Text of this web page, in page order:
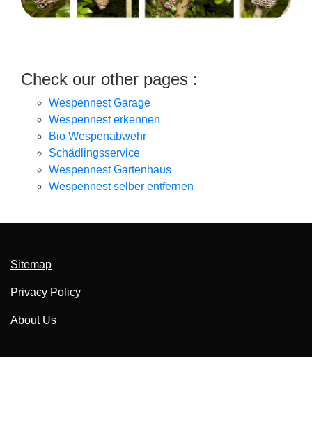
Check our other pages :
Wespennest Garage
Wespennest erkennen
Bio Wespenabwehr
Schädlingsservice
Wespennest Gartenhaus
Wespennest selber entfernen
Sitemap
Privacy Policy
About Us